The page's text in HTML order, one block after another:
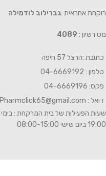
רוקחת אחראית :גברילוב לודמילה
מס רשיון : 4089
כתובת :הרצל 57 חיפה
טלפון : 04-6669192
פקס: 04-6669196
דואל : Pharmclick65@gmail.com
19:00 ביום שישי 08:00-15:00